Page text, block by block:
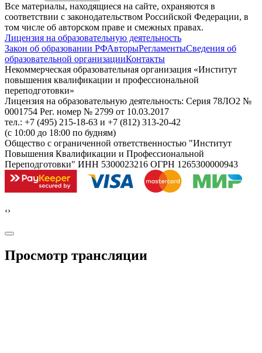
Все материалы, находящиеся на сайте, охраняются в
соответствии с законодательством Российской Федерации, в
том числе об авторском праве и смежных правах.
Лицензия на образовательную деятельность
Закон об образовании РФАвторыРегламентыСведения об
образовательной организацииКонтакты
Некоммерческая образовательная организация «Институт
повышения квалификации и профессиональной
переподготовки»
Лицензия на образовательную деятельность: Серия 78ЛО2 №
0001754 Рег. номер № 2799 от 10.03.2017
тел.: +7 (495) 215-18-63 и +7 (812) 313-20-42
(с 10:00 до 18:00 по будням)
Общество с ограниченной ответственностью "Институт
Повышения Квалификации и Профессиональной
Переподготовки" ИНН 5300023216 ОГРН 1265300000943
‹›
Просмотр трансляции